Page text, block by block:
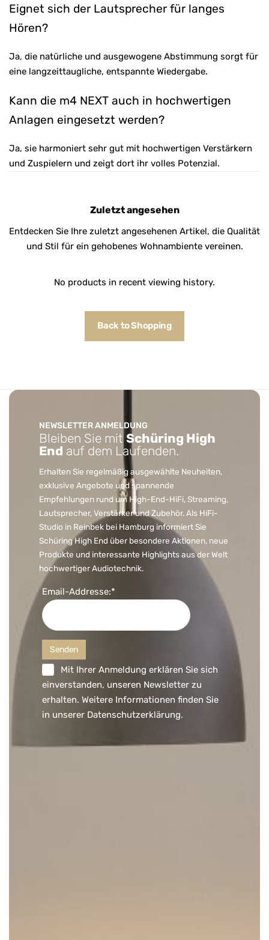
Eignet sich der Lautsprecher für langes
Hören?
Ja, die natürliche und ausgewogene Abstimmung sorgt für
eine langzeittaugliche, entspannte Wiedergabe.
Kann die m4 NEXT auch in hochwertigen
Anlagen eingesetzt werden?
Ja, sie harmoniert sehr gut mit hochwertigen Verstärkern
und Zuspielern und zeigt dort ihr volles Potenzial.
Zuletzt angesehen
Entdecken Sie Ihre zuletzt angesehenen Artikel, die Qualität
und Stil für ein gehobenes Wohnambiente vereinen.
No products in recent viewing history.
Back to Shopping
NEWSLETTER ANMELDUNG
Bleiben Sie mit Schüring High
End auf dem Laufenden.
Erhalten Sie regelmäßig ausgewählte Neuheiten,
exklusive Angebote und spannende
Empfehlungen rund um High-End-HiFi, Streaming,
Lautsprecher, Verstärker und Zubehör. Als HiFi-
Studio in Reinbek bei Hamburg informiert Sie
Schüring High End über besondere Aktionen, neue
Produkte und interessante Highlights aus der Welt
hochwertiger Audiotechnik.
Email-Addresse:*
Mit Ihrer Anmeldung erklären Sie sich
einverstanden, unseren Newsletter zu
erhalten. Weitere Informationen finden Sie
in unserer Datenschutzerklärung.